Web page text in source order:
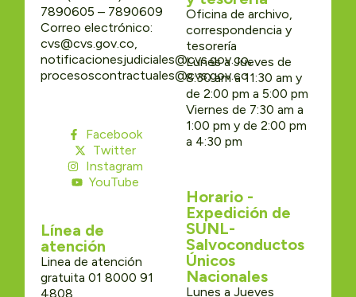
7890605 – 7890609
Correo electrónico:
cvs@cvs.gov.co,
notificacionesjudiciales@cvs.gov.co,
procesoscontractuales@cvs.gov.co
Facebook
Twitter
Instagram
YouTube
Línea de
atención
Linea de atención
gratuita 01 8000 91
4808
Oficina de archivo,
correspondencia y
tesorería
Lunes a Jueves de
8:30 am a 11:30 am y
de 2:00 pm a 5:00 pm
Viernes de 7:30 am a
1:00 pm y de 2:00 pm
a 4:30 pm
Horario -
Expedición de
SUNL-
Salvoconductos
Únicos
Nacionales
Lunes a Jueves